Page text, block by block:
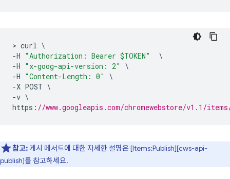
> curl \
-H "Authorization: Bearer $TOKEN"
\
-H "x-goog-api-version: 2"
\
-H "Content-Length: 0"
\
-X POST \
-v \
https : //www.googleapis.com/chromewebstore/v1.1/
참고: 게시 메서드에 대한 자세한 설명은 [Items:Publish][cws-api-
publish]를 참고하세요.